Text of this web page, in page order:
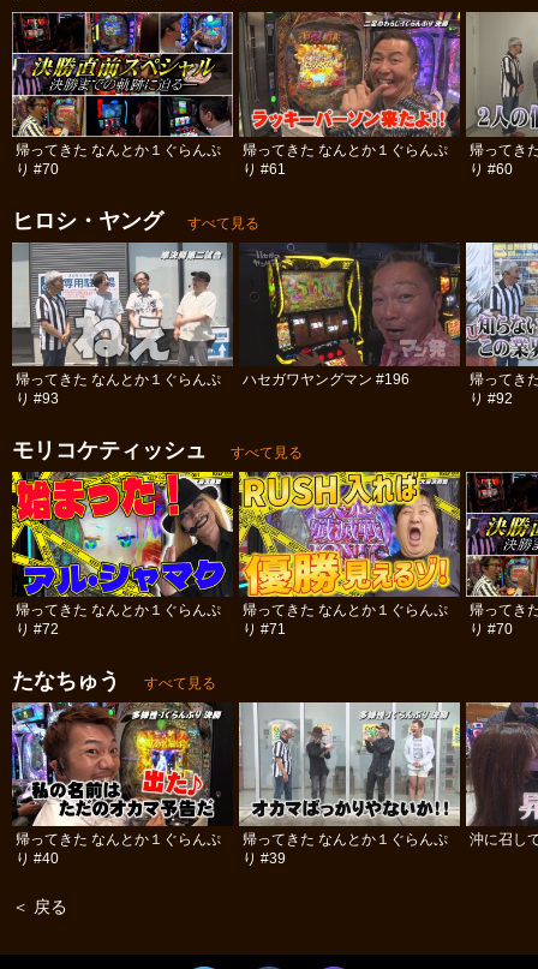
帰ってきた なんとか１ぐらんぷ
り #70
帰ってきた なんとか１ぐらんぷ
り #61
帰ってき
り #60
ヒロシ・ヤング すべて見る
帰ってきた なんとか１ぐらんぷ
り #93
ハセガワヤングマン #196
帰ってき
り #92
モリコケティッシュ すべて見る
帰ってきた なんとか１ぐらんぷ
り #72
帰ってきた なんとか１ぐらんぷ
り #71
帰ってき
り #70
たなちゅう すべて見る
帰ってきた なんとか１ぐらんぷ
り #40
帰ってきた なんとか１ぐらんぷ
り #39
沖に召し
＜ 戻る